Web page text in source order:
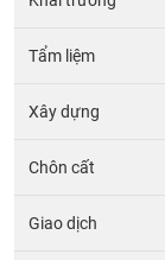
Tẩm liệm
Xây dựng
Chôn cất
Giao dịch